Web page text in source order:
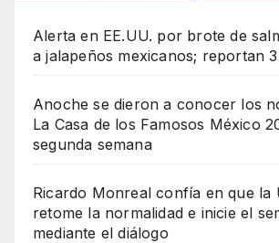
Alerta en EE.UU. por brote de
a jalapeños mexicanos; reportan
Anoche se dieron a conocer los
La Casa de los Famosos México
segunda semana
Ricardo Monreal confía en que la
retome la normalidad e inicie el
mediante el diálogo